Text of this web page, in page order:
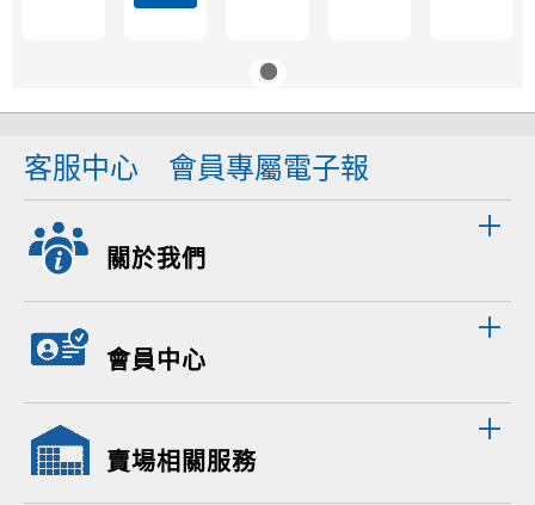
客服中心 會員專屬電子報
關於我們
會員中心
賣場相關服務